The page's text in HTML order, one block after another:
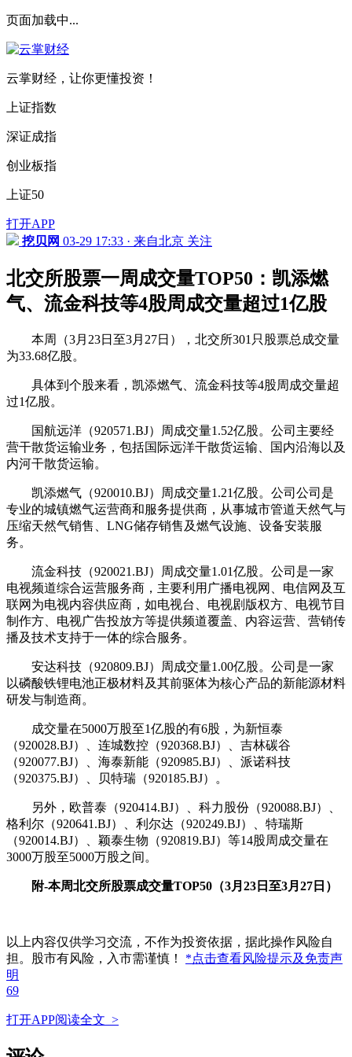
页面加载中...
云掌财经，让你更懂投资！
上证指数
深证成指
创业板指
上证50
打开APP
挖贝网 03-29 17:33 · 来自北京 关注
北交所股票一周成交量TOP50：凯添燃
气、流金科技等4股周成交量超过1亿股
本周（3月23日至3月27日），北交所301只股票总成交量
为33.68亿股。
具体到个股来看，凯添燃气、 流金科技等4股周成交量超
过1亿股。
国航远洋（920571.BJ）周成交量1.52亿股。公司主要经
营干散货运输业务，包括国际远洋干散货运输、国内沿海以及
内河干散货运输。
凯添燃气（920010.BJ）周成交量1.21亿股。公司公司是
专业的城镇燃气运营商和服务提供商，从事城市管道天然气与
压缩天然气销售、LNG储存销售及燃气设施、设备安装服
务。
流金科技（920021.BJ）周成交量1.01亿股。公司是一家
电视频道综合运营服务商，主要利用广播电视网、电信网及互
联网为电视内容供应商，如电视台、电视剧版权方、电视节目
制作方、电视广告投放方等提供频道覆盖、内容运营、营销传
播及技术支持于一体的综合服务。
安达科技（920809.BJ）周成交量1.00亿股。公司是一家
以磷酸铁锂电池正极材料及其前驱体为核心产品的新能源材料
研发与制造商。
成交量在5000万股至1亿股的有6股，为新恒泰
（920028.BJ）、 连城数控 （920368.BJ）、吉林碳谷
（920077.BJ）、海泰新能（920985.BJ）、派诺科技
（920375.BJ）、贝特瑞（920185.BJ）。
另外，欧普泰（920414.BJ）、科力股份（920088.BJ）、
格利尔（920641.BJ）、 利尔达 （920249.BJ）、特瑞斯
（920014.BJ）、颖泰生物（920819.BJ）等14股周成交量在
3000万股至5000万股之间。
附-本周北交所股票成交量TOP50（3月23日至3月27日）
以上内容仅供学习交流，不作为投资依据，据此操作风险自
担。股市有风险，入市需谨慎！ *点击查看风险提示及免责声
明
69
打开APP阅读全文 >